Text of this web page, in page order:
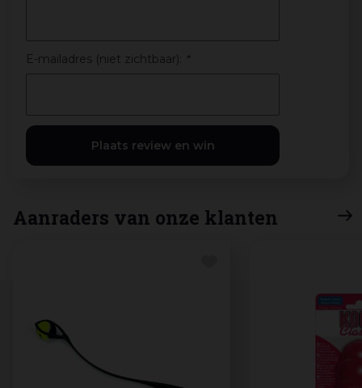
E-mailadres (niet zichtbaar): *
Aanraders van onze klanten